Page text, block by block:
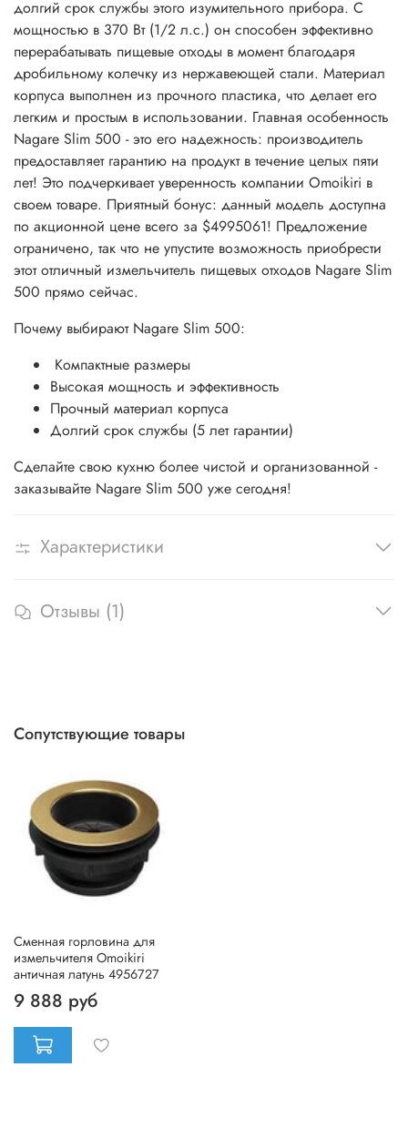
долгий срок службы этого изумительного прибора. С
мощностью в 370 Вт (1/2 л.с.) он способен эффективно
перерабатывать пищевые отходы в момент благодаря
дробильному колечку из нержавеющей стали. Материал
корпуса выполнен из прочного пластика, что делает его
легким и простым в использовании. Главная особенность
Nagare Slim 500 - это его надежность: производитель
предоставляет гарантию на продукт в течение целых пяти
лет! Это подчеркивает уверенность компании Omoikiri в
своем товаре. Приятный бонус: данный модель доступна
по акционной цене всего за $4995061! Предложение
ограничено, так что не упустите возможность приобрести
этот отличный измельчитель пищевых отходов Nagare Slim
500 прямо сейчас.
Почему выбирают Nagare Slim 500:
Компактные размеры
Высокая мощность и эффективность
Прочный материал корпуса
Долгий срок службы (5 лет гарантии)
Сделайте свою кухню более чистой и организованной -
заказывайте Nagare Slim 500 уже сегодня!
Характеристики
Отзывы (1)
Сопутствующие товары
Cменная горловина для
измельчителя Omoikiri
античная латунь 4956727
9 888 руб